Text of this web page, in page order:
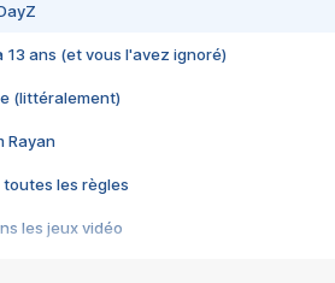
13 ans (et vous l'avez ignoré)
(littéralement)
Rayan
toutes les règles
les jeux vidéo